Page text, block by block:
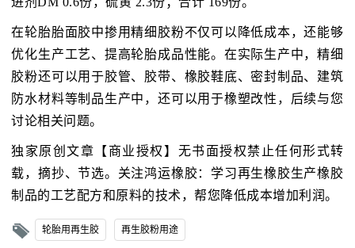
在轮胎胎面胶中掺用精细胶粉不仅可以降低成本，还能够
优化生产工艺、提高轮胎成品性能。在实际生产中，精细
胶粉还可以用于胶管、胶带、橡胶鞋底、密封制品、建筑
防水材料等制品生产中，还可以用于橡塑改性，后续与您
讨论相关问题。
独家原创文章【商业授权】无书面授权禁止任何形式转
载，摘抄、节选。关注鸿运橡胶：学习再生橡胶生产橡胶
制品的工艺配方和原料的技术，帮您降低成本增加利润。
轮胎用再生胶 再生胶粉用途